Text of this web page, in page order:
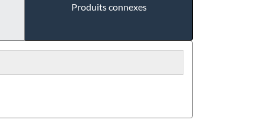
Produits connexes